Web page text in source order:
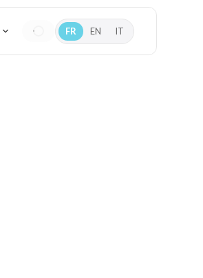
FR EN IT